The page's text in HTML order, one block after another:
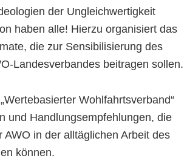
der Ungleichwertigkeit
haben alle! Hierzu organisiert das
die zur Sensibilisierung des
Landesverbandes beitragen sollen.
Wohlfahrtsverband“
und Handlungsempfehlungen, die
in der alltäglichen Arbeit des
können.